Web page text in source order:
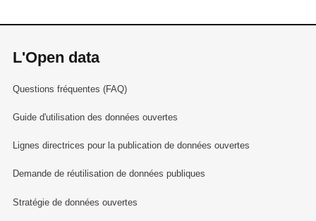
L'Open data
Questions fréquentes (FAQ)
Guide d'utilisation des données ouvertes
Lignes directrices pour la publication de données ouvertes
Demande de réutilisation de données publiques
Stratégie de données ouvertes